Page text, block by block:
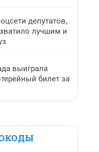
депутатов,
лучшим и
выиграла
билет за